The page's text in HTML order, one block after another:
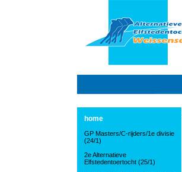
home
GP Masters/C-rijders/1e divisie
(24/1)
2e Alternatieve
Elfstedentoertocht (25/1)